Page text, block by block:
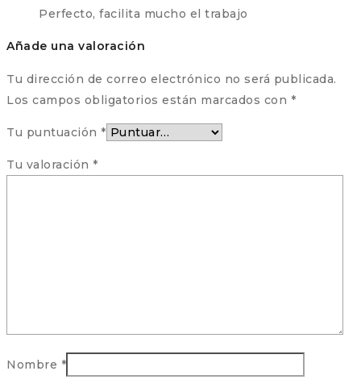
Perfecto, facilita mucho el trabajo
Añade una valoración
Tu dirección de correo electrónico no será publicada.
Los campos obligatorios están marcados con *
Tu puntuación *
Tu valoración *
Nombre *